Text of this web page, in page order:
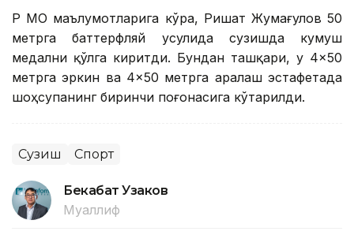
ҚР МОҚ маълумотларига кўра, Ришат Жумағулов 50
метрга баттерфляй усулида сузишда кумуш
медални қўлга киритди. Бундан ташқари, у 4×50
метрга эркин ва 4×50 метрга аралаш эстафетада
шоҳсупанинг биринчи поғонасига кўтарилди.
Сузиш Спорт
Бекабат Узаков
Муаллиф